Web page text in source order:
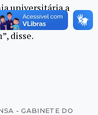
universitária a
e que as
disse.
- GABINETE DO